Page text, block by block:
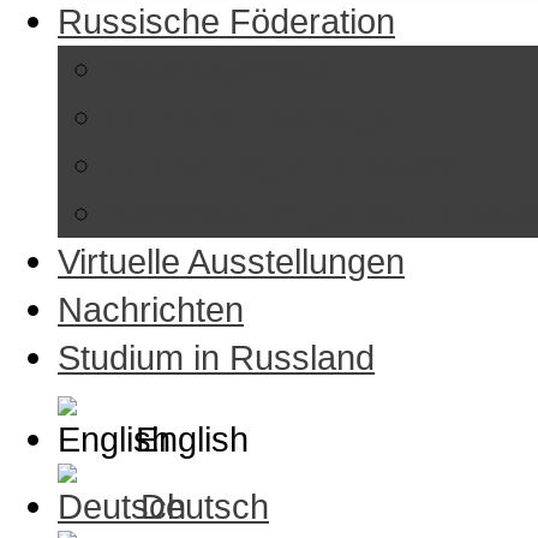
Russische Föderation
Virtuelle Ausstellungen
Nachrichten
Studium in Russland
English
Deutsch